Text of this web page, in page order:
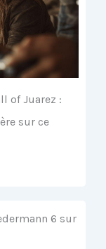
of Juarez :
sur ce
6 sur